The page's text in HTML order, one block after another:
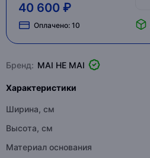
40 600 ₽
Оплачено: 10
Бренд: MAI HE MAI
Характеристики
Ширина, см
Высота, см
Материал основания